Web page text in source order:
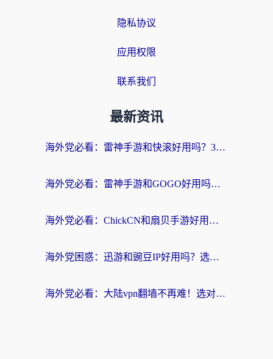
隐私协议
应用权限
联系我们
最新资讯
海外党必看：雷神手游和快滚好用吗？3步选对回国加速器无缝刷国内资源
海外党必看：雷神手游和GOGO好用吗？3步选对回国加速器，无缝刷剧玩原神
海外党必看：ChickCN和扇贝手游好用吗？3步选对回国加速器无缝刷国内资源
海外党困惑：迅游和豌豆IP好用吗？选对回国加速器，刷剧游戏再也不卡
海外党必看：大陆vpn翻墙不再难！选对加速器，无缝刷国内资源